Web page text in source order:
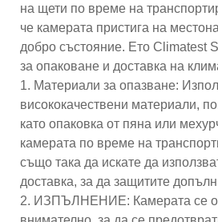
на щети по време на
че камерата пристига на
добро състояние. Ето Climatest
за опаковане и доставка на
1. Материали за опазване:
висококачествени материали,
като опаковка от пяна или
камерата по време на
също така да искате да
доставка, за да защитите
2. ИЗПЪЛНЕНИЕ: Камерата се